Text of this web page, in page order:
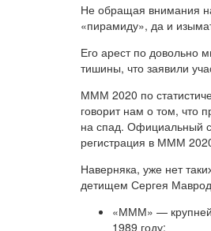
Не обращая внимания
«пирамиду», да и
Его арест по довольно
тишины, что заявили
МММ 2020 по
говорит нам о том, что
на спад. Официальный
регистрация в МММ
Наверняка, уже нет
детищем Сергея
«МММ» —
1989 году;